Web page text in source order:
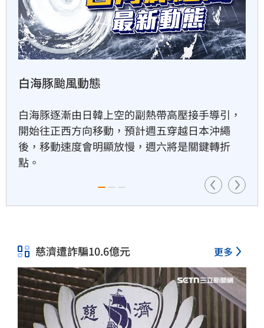
富邦人壽攜悍將　升級新莊球
場無障礙設施
34分鐘前
34分鐘前
37分鐘前
世界彼端 戰地實錄
跟著彭光偉，從中東戰地到歐洲智庫；追蹤戰
爭、重建、能源與台灣未來風險這不僅是一趟遠
方戰場的採訪紀實，更是一張台灣必須看懂的世
界風險地圖。
慈濟遭詐騙10.6億元 更多